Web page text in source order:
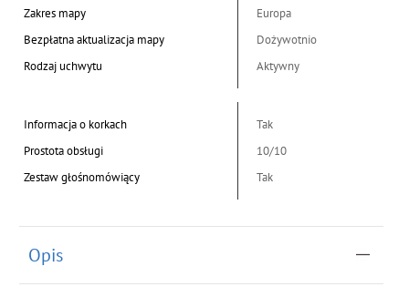
Zakres mapy
Europa
Bezpłatna aktualizacja mapy
Dożywotnio
Rodzaj uchwytu
Aktywny
Informacja o korkach
Tak
Prostota obsługi
10/10
Zestaw głośnomówiący
Tak
Opis